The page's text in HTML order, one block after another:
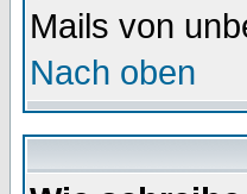
Mails von
Nach oben